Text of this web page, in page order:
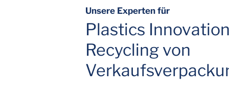
Unsere Experten für
Plastics
Recycling von